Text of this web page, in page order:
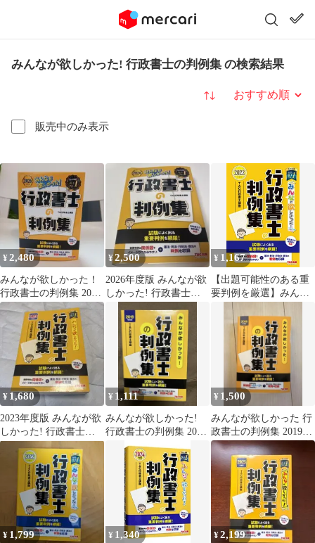
みんなが欲しかった! 行政書士の判例集 の検索結果
販売中のみ表示
並び替え
¥2,480
みんなが欲しかった！
行政書士の判例集 2026
年度版
¥2,500
2026年度版 みんなが欲
しかった! 行政書士の
¥ 1,167
【出題可能性のある重
要判例を厳選】みんな
が欲しかった! 行政書
士の判例集 2022年度
(みんなが欲しかった!
シリーズ)
¥ 1,680
2023年度版 みんなが欲
しかった! 行政書士の
判例集
¥ 1,111
みんなが欲しかった!
行政書士の判例集 2019
年度版
¥ 1,500
みんなが欲しかった 行
政書士の判例集 2019年
度版
¥ 1,799 ¥ 1,340 ¥2,199